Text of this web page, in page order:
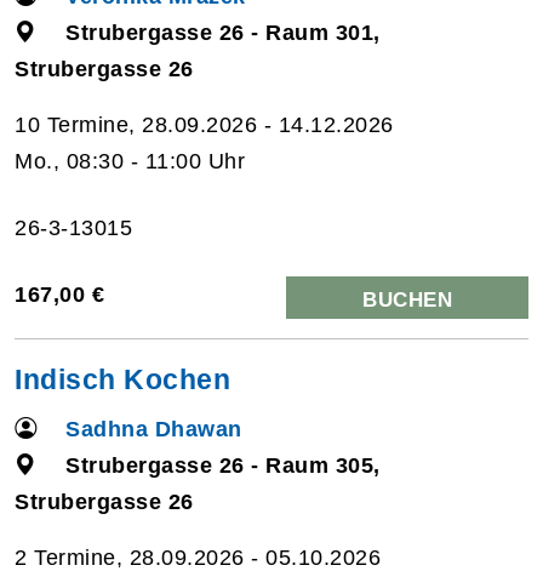
Strubergasse 26 - Raum 301,
Strubergasse 26
10 Termine, 28.09.2026 - 14.12.2026
Mo., 08:30 - 11:00 Uhr
26-3-13015
167,00 € BUCHEN
Indisch Kochen
Sadhna Dhawan
Strubergasse 26 - Raum 305,
Strubergasse 26
2 Termine, 28.09.2026 - 05.10.2026